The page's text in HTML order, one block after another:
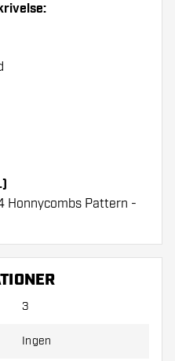
Honnycombs Pattern -
have a long lifespan.
with Cuesoul Shafts.
af flights og shafts
3
Ingen